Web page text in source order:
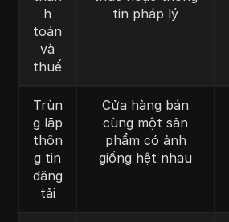
h
toán
và
thuế
tin pháp lý
Trùn
g lặp
thôn
g tin
đăng
tải
Cửa hàng bán
cùng một sản
phẩm có ảnh
giống hệt nhau